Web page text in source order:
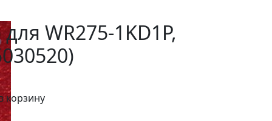
WR275-1KD1P,
корзину